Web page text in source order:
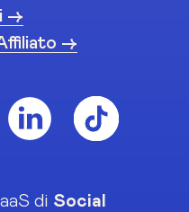
->
->
di Social